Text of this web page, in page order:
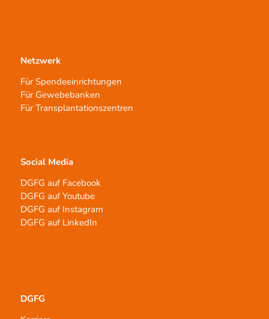
Netzwerk
Für Spendeeinrichtungen
Für Gewebebanken
Für Transplantationszentren
Social Media
DGFG auf Facebook
DGFG auf Youtube
DGFG auf Instagram
DGFG auf LinkedIn
DGFG